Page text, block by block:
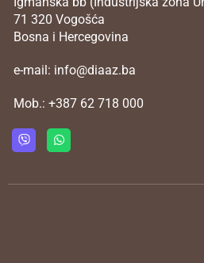
71 320 Vogošća
Bosna i Hercegovina
e-mail: info@diaaz.ba
Mob.: +387 62 718 000